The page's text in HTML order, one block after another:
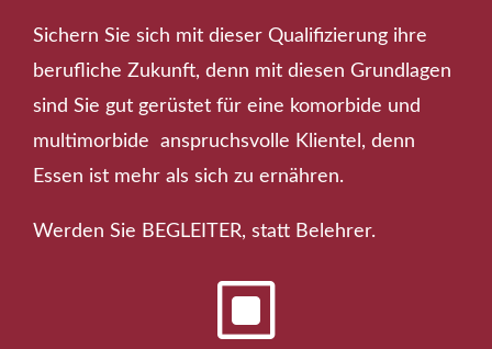
Sichern Sie sich mit dieser Qualifizierung ihre
berufliche Zukunft, denn mit diesen Grundlagen
sind Sie gut gerüstet für eine komorbide und
multimorbide anspruchsvolle Klientel, denn
Essen ist mehr als sich zu ernähren.
Werden Sie BEGLEITER, statt Belehrer.
W